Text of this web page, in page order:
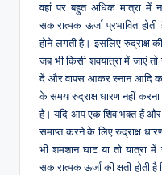
वहां पर बहुत अधिक मात्रा में
सकारात्मक ऊर्जा प्रभावित
होने लगती है। इसलिए रुद्राक्ष
जब भी किसी शवयात्रा में जाएं
दें और वापस आकर स्नान आदि
के समय रुद्राक्ष धारण नहीं करना
है। यदि आप एक शिव भक्त हैं और
समाप्त करने के लिए रुद्राक्ष
भी शमशान घाट या तो यात्रा
सकारात्मक ऊर्जा की क्षती होती